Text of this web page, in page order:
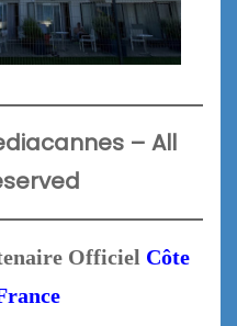
– All
Officiel Côte